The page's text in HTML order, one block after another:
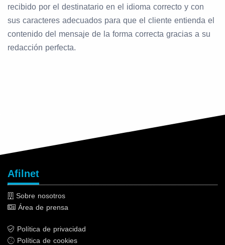
recibido por el destinatario en el idioma correcto y con
sus caracteres adecuados para que el cliente entienda el
contenido del mensaje de la forma correcta gracias a su
redacción perfecta.
Afilnet
Sobre nosotros
Área de prensa
Política de privacidad
Política de cookies